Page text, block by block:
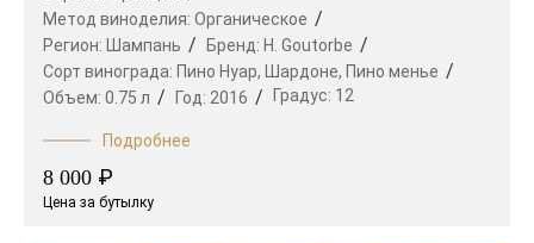
Метод виноделия: Органическое
Регион:
Шампань Бренд: H. Goutorbe
Сорт винограда: Пино Нуар, Шардоне, Пино менье
Объем: 0.75 л Год: 2016 Градус: 12
Подробнее
8 000 ₽
Цена за бутылку